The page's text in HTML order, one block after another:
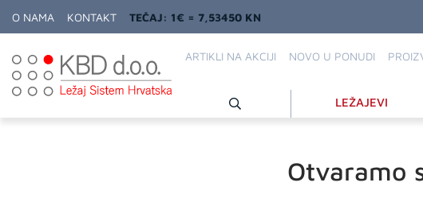
O NAMA KONTAKT TEČAJ: 1€ = 7,53450 KN
ARTIKLI NA AKCIJI NOVO U PONUDI
LEŽAJEVI
Otvaramo